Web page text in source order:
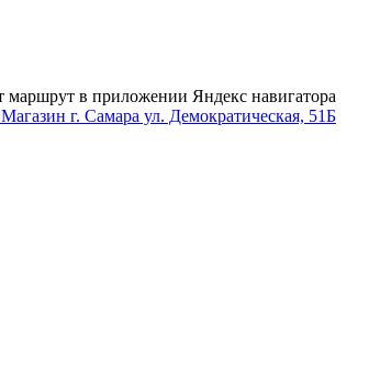
маршрут в приложении Яндекс навигатора
Магазин г. Самара ул. Демократическая, 51Б